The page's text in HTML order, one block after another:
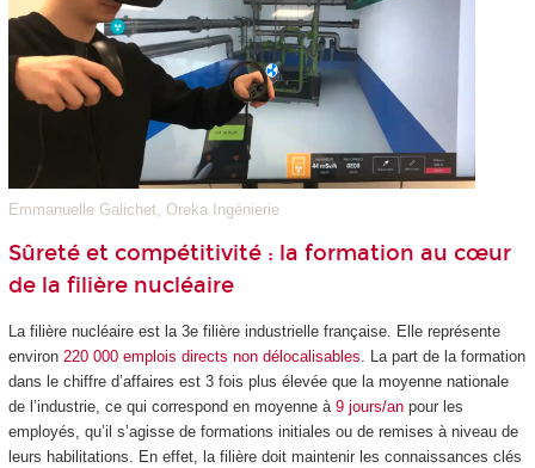
Emmanuelle Galichet, Oreka Ingénierie
Sûreté et compétitivité : la formation au cœur
de la filière nucléaire
La filière nucléaire est la 3efilière industrielle française. Elle représente
environ 220 000 emplois directs non délocalisables. La part de la formation
dans le chiffre d’affaires est 3 fois plus élevée que la moyenne nationale
de l’industrie, ce qui correspond en moyenne à 9 jours/anpour les
employés, qu’il s’agisse de formations initiales ou de remises à niveau de
leurs habilitations. En effet, la filière doit maintenir les connaissances clés